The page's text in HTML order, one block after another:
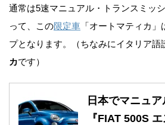
通常は5速マニュアル・トランスミッ
って、この限定車 「オートマティカ」
プとなります。（ちなみにイタリア語
カです）
日本でマニュ
『FIAT 500S